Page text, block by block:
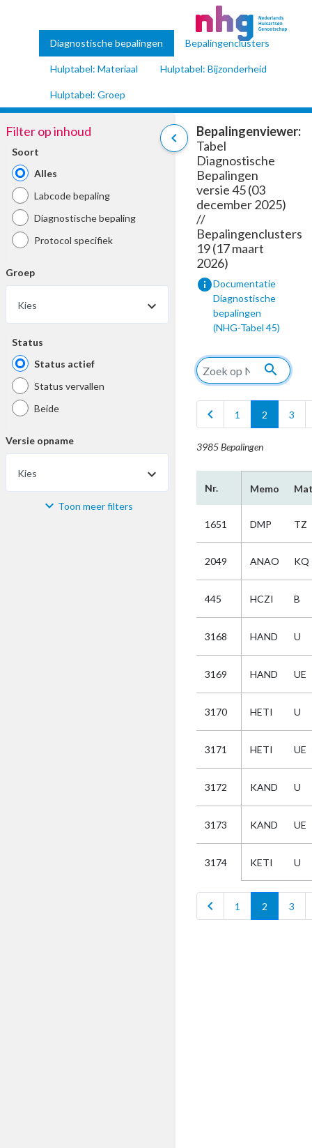
Diagnostische bepalingen Bepalingenclusters
Hulptabel: Materiaal Hulptabel: Bijzonderheid
Hulptabel: Groep
chevron_left
Filter op inhoud
Soort
Alles
Labcode bepaling
Diagnostische bepaling
Protocol specifiek
Groep
Kies
Status
Status actief
Status vervallen
Beide
Versie opname
Kies
Materiaal Toon meer filters
Bepalingenviewer:
Tabel
Diagnostische
Bepalingen
versie 45 (03
december 2025)
//
Bepalingenclusters
19 (17 maart
2026)
infoDocumentatie
Diagnostische
bepalingen
(NHG-Tabel 45)
search
chevron_left 1 2 3
3985 Bepalingen
Nr. Memo
1651 DMP TZ
2049 ANAO KQ
445 HCZI B
3168 HAND U
3169 HAND UE
3170 HETI U
3171 HETI UE
3172 KAND U
3173 KAND UE
3174 KETI U
chevron_left 1 2 3